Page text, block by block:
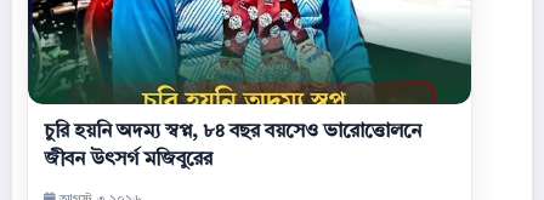
চুরি হয়নি অদম্য স্বপ্ন, ৮৪ বছর বয়সেও ভারোত্তোলনে
জীবন উৎসর্গ মজিবুরের